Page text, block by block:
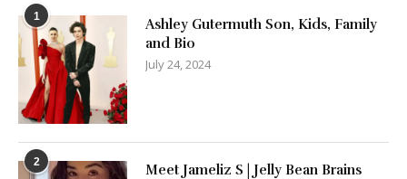
1
Ashley Gutermuth Son, Kids, Family
and Bio
July 24, 2024
2
Meet Jameliz S | Jelly Bean Brains